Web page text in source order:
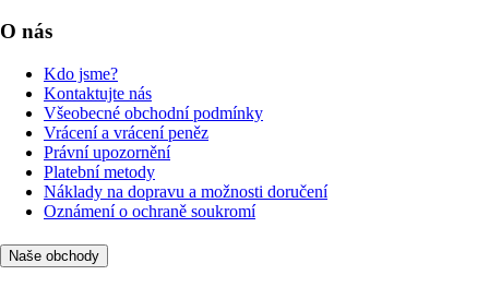
O nás
Kdo jsme?
Kontaktujte nás
Všeobecné obchodní podmínky
Vrácení a vrácení peněz
Právní upozornění
Platební metody
Náklady na dopravu a možnosti doručení
Oznámení o ochraně soukromí
Naše obchody